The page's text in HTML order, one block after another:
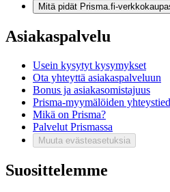
Mitä pidät Prisma.fi-
Asiakaspalvelu
Usein kysytyt kysymykset
Ota yhteyttä asiakaspalveluun
Bonus ja asiakasomistajuus
Prisma-myymälöiden
Mikä on Prisma?
Palvelut Prismassa
Muuta evästeasetuksia
Suosittelemme